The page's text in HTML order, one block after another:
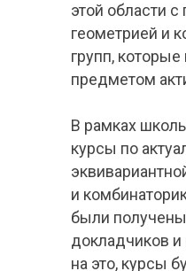
этой области
геометрией и
групп,
предметом
В рамках
курсы по
и
были
докладчиков и
на это, курсы